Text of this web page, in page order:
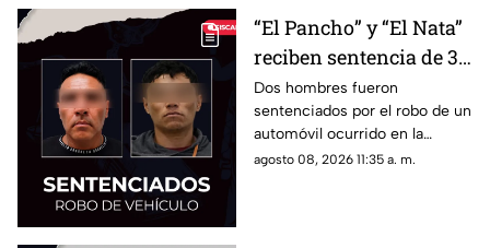
“El Pancho” y “El Nata”
reciben sentencia de 3
años por robar un
vehículo en la colonia
Fundadores III
Dos hombres fueron
sentenciados por el robo de un
automóvil ocurrido en la
colonia Fundadores III; ambos
agosto 08, 2026 11:35 a. m.